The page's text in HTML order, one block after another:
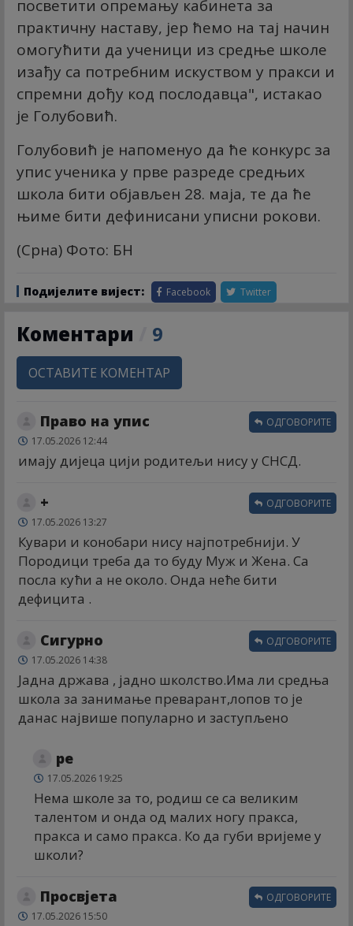
посветити опремању кабинета за
практичну наставу, јер ћемо на тај начин
омогућити да ученици из средње школе
изађу са потребним искуством у пракси и
спремни дођу код послодавца", истакао
је Голубовић.
Голубовић је напоменуо да ће конкурс за
упис ученика у прве разреде средњих
школа бити објављен 28. маја, те да ће
њиме бити дефинисани уписни рокови.
(Срна) Фото: БН
Подијелите вијест: Facebook Twitter
Коментари 9
ОСТАВИТЕ КОМЕНТАР
Право на упис
17.05.2026 12:44
имају дијеца цији родитељи нису у СНСД.
ОДГОВОРИТЕ
+
17.05.2026 13:27
Кувари и конобари нису најпотребнији. У
Породици треба да то буду Муж и Жена. Са
посла кући а не около. Онда неће бити
дефицита .
ОДГОВОРИТЕ
Сигурно
17.05.2026 14:38
Јадна држава , јадно школство.Има ли средња
школа за занимање преварант,лопов то је
данас највише популарно и заступљено
ОДГОВОРИТЕ
ре
17.05.2026 19:25
Нема школе за то, родиш се са великим
талентом и онда од малих ногу пракса,
пракса и само пракса. Ко да губи вријеме у
школи?
Просвјета
17.05.2026 15:50
ОДГОВОРИТЕ